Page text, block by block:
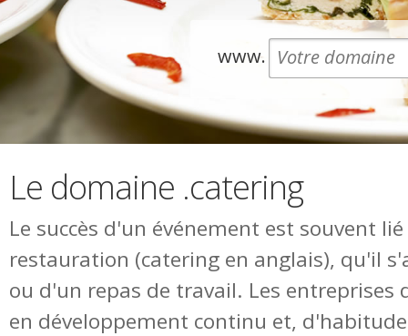
www.
Le domaine .catering
Le succès d'un événement est souvent
restauration (catering en anglais), qu'il
ou d'un repas de travail. Les entreprises
en développement continu et,